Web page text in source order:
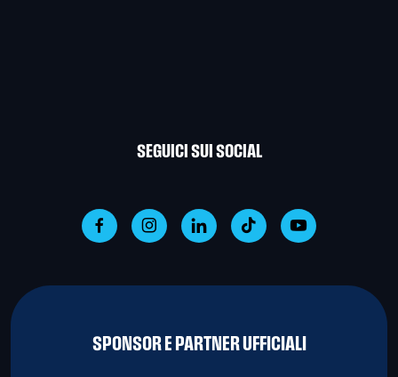
SEGUICI SUI SOCIAL
SPONSOR E PARTNER UFFICIALI